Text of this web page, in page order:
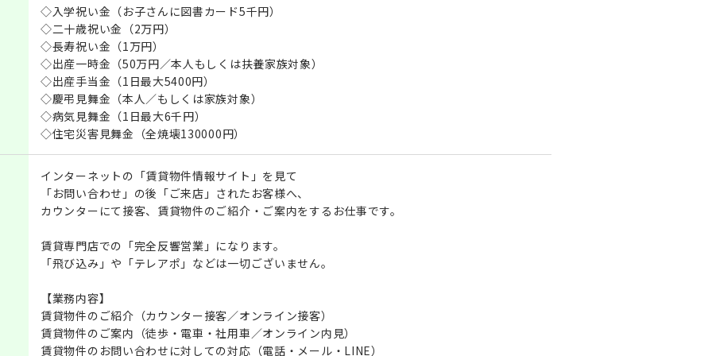
◇入学祝い金（お子さんに図書カード5千円）
◇二十歳祝い金（2万円）
◇長寿祝い金（1万円）
◇出産一時金（50万円／本人もしくは扶養家族対象）
◇出産手当金（1日最大5400円）
◇慶弔見舞金（本人／もしくは家族対象）
◇病気見舞金（1日最大6千円）
◇住宅災害見舞金（全焼壊130000円）
インターネットの「賃貸物件情報サイト」を見て
「お問い合わせ」の後「ご来店」されたお客様へ、
カウンターにて接客、賃貸物件のご紹介・ご案内をするお仕事です。
賃貸専門店での「完全反響営業」になります。
「飛び込み」や「テレアポ」などは一切ございません。
【業務内容】
賃貸物件のご紹介（カウンター接客／オンライン接客）
賃貸物件のご案内（徒歩・電車・社用車／オンライン内見）
賃貸物件のお問い合わせに対しての対応（電話・メール・LINE）